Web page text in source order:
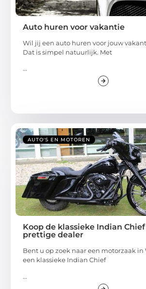
Auto huren voor vakantie
Wil jij een auto huren voor jouw
Dat is simpel natuurlijk. Met
...
AUTO'S EN MOTOREN
Koop de klassieke Indian
prettige dealer
Bent u op zoek naar een motorzaak in
een klassieke Indian Chief
...